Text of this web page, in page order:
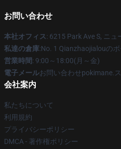
お問い合わせ
本社オフィス: 6215 Park Ave S, ニ
私達の倉庫:No. 1 Qianzhaojialouの
営業時間: 9:00～18:00(月～金)
電子メールお問い合わせpokimane.
会社案内
私たちについて
利用規約
プライバシーポリシー
DMCA - 著作権ポリシー